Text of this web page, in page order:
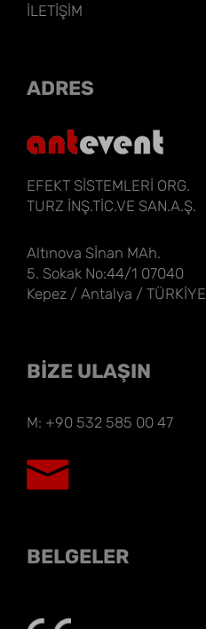
İLETİŞİM
ADRES
EFEKT SİSTEMLERİ ORG.
TURZ İNŞ.TİC.VE SAN.A.Ş.
Altınova Sİnan MAh.
5. Sokak No:44/1 07040
Kepez / Antalya / TÜRKİYE
BİZE ULAŞIN
M: +90 532 585 00 47
BELGELER